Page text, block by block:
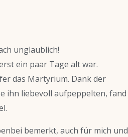
unglaublich!
ein paar Tage alt war.
das Martyrium. Dank der
ihn liebevoll aufpeppelten, fand
bemerkt, auch für mich und